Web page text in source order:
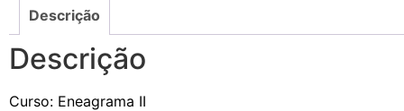
Descrição
Descrição
Curso: Eneagrama II